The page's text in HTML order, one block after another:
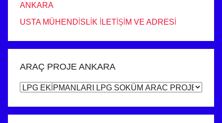
ANKARA
USTA MÜHENDİSLİK İLETİŞİM VE ADRESİ
ARAÇ PROJE ANKARA
ARAÇ
ANKARA